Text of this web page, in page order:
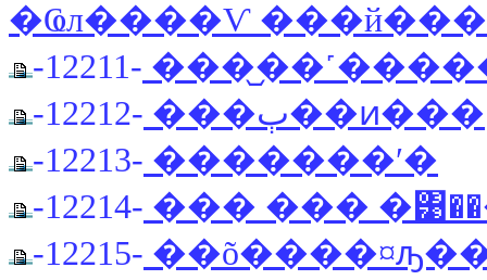
�Ҩл����Ѵ
-12211- ���᷹��˹�����
-12212-
-12213- �������ʹ�
-12214- ��� ���
-12215-